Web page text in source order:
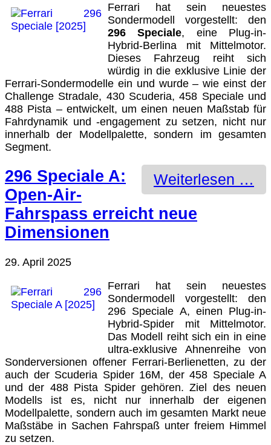
Ferrari hat sein neuestes
Sondermodell vorgestellt: den
296 Speciale, eine Plug-in-
Hybrid-Berlina mit Mittelmotor.
Dieses Fahrzeug reiht sich
würdig in die exklusive Linie der
Ferrari-Sondermodelle ein und wurde – wie einst der
Challenge Stradale, 430 Scuderia, 458 Speciale und
488 Pista – entwickelt, um einen neuen Maßstab für
Fahrdynamik und -engagement zu setzen, nicht nur
innerhalb der Modellpalette, sondern im gesamten
Segment.
Weiterlesen …
296 Speciale A:
Open-Air-
Fahrspass erreicht neue
Dimensionen
29. April 2025
Ferrari hat sein neuestes
Sondermodell vorgestellt: den
296 Speciale A, einen Plug-in-
Hybrid-Spider mit Mittelmotor.
Das Modell reiht sich ein in eine
ultra-exklusive Ahnenreihe von
Sonderversionen offener Ferrari-Berlienetten, zu der
auch der Scuderia Spider 16M, der 458 Speciale A
und der 488 Pista Spider gehören. Ziel des neuen
Modells ist es, nicht nur innerhalb der eigenen
Modellpalette, sondern auch im gesamten Markt neue
Maßstäbe in Sachen Fahrspaß unter freiem Himmel
zu setzen.